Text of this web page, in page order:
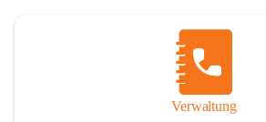
Verwaltung